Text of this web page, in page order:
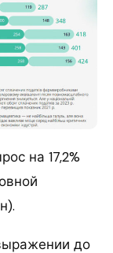
на 17,2%
до